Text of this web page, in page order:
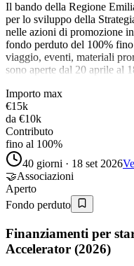
Il bando della Regione
per lo sviluppo della
nelle azioni di promozione
fondo perduto del 100%
viaggio, eventi, materiali
sono aperte dal 20 aprile al
Importo max
€15k
da €10k
Contributo
fino al 100%
40 giorni · 18 set 2026
🤝Associazioni
Aperto
Fondo perduto
Finanziamenti per
Accelerator (2026)